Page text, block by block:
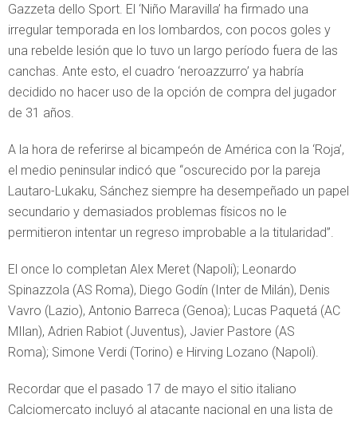
Gazzeta dello Sport. El ‘Niño Maravilla’ ha firmado una
irregular temporada en los lombardos, con pocos goles y
una rebelde lesión que lo tuvo un largo período fuera de las
canchas. Ante esto, el cuadro ‘neroazzurro’ ya habría
decidido no hacer uso de la opción de compra del jugador
de 31 años.
A la hora de referirse al bicampeón de América con la ‘Roja’,
el medio peninsular indicó que “oscurecido por la pareja
Lautaro-Lukaku, Sánchez siempre ha desempeñado un papel
secundario y demasiados problemas físicos no le
permitieron intentar un regreso improbable a la titularidad”.
El once lo completan Alex Meret (Napoli); Leonardo
Spinazzola (AS Roma), Diego Godín (Inter de Milán), Denis
Vavro (Lazio), Antonio Barreca (Genoa); Lucas Paquetá (AC
MIlan), Adrien Rabiot (Juventus), Javier Pastore (AS
Roma); Simone Verdi (Torino) e Hirving Lozano (Napoli).
Recordar que el pasado 17 de mayo el sitio italiano
Calciomercato incluyó al atacante nacional en una lista de